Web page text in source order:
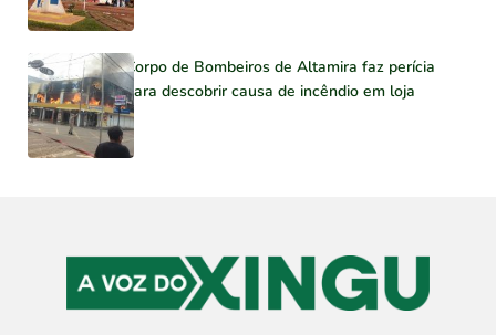
Corpo de Bombeiros de Altamira faz perícia
para descobrir causa de incêndio em loja